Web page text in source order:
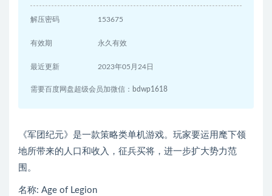
解压密码 153675
有效期 永久有效
最近更新 2023年05月24日
需要百度网盘超级会员加微信：bdwp1618
《军团纪元》是一款策略类单机游戏。玩家要运用麾下领
地所带来的人口和收入，征兵买将，进一步扩大势力范
围。
名称: Age of Legion